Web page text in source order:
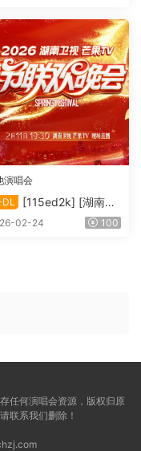
GiB]
演唱会
[115ed2k] [湖南卫
高清频道 2026湖南卫
02-24 100
任何演唱会资源，版权归原
联系我们删除！